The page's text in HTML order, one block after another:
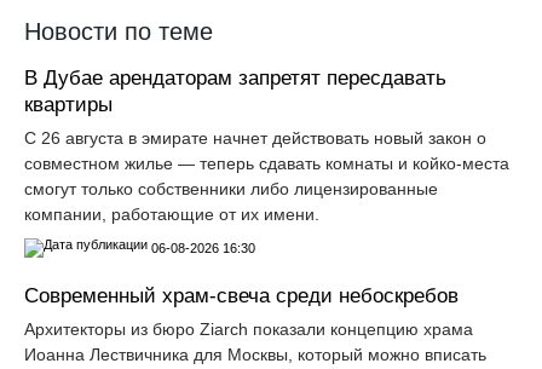
Новости по теме
В Дубае арендаторам запретят пересдавать
квартиры
С 26 августа в эмирате начнет действовать новый закон о
совместном жилье — теперь сдавать комнаты и койко-места
смогут только собственники либо лицензированные
компании, работающие от их имени.
06-08-2026 16:30
Современный храм-свеча среди небоскребов
Архитекторы из бюро Ziarch показали концепцию храма
Иоанна Лествичника для Москвы, который можно вписать